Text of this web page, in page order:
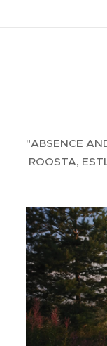
"ABSENCE
ROOSTA,